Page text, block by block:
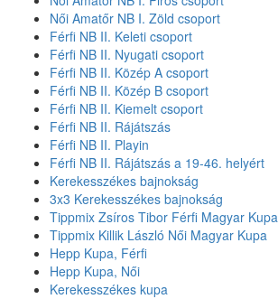
Női Amatőr NB I. Zöld csoport
Férfi NB II. Keleti csoport
Férfi NB II. Nyugati csoport
Férfi NB II. Közép A csoport
Férfi NB II. Közép B csoport
Férfi NB II. Kiemelt csoport
Férfi NB II. Rájátszás
Férfi NB II. Playin
Férfi NB II. Rájátszás a 19-46. helyért
Kerekesszékes bajnokság
3x3 Kerekesszékes bajnokság
Tippmix Zsíros Tibor Férfi Magyar Kupa
Tippmix Killik László Női Magyar Kupa
Hepp Kupa, Férfi
Hepp Kupa, Női
Kerekesszékes kupa